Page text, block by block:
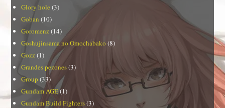
Glory hole (3)
Goban (10)
Goromenz(14)
Goshujinsama no Omochabako (8)
Gozz(1)
Grandes pezones(3)
Group (33)
Gundam AGE(1)
Gundam Build Fighters(3)